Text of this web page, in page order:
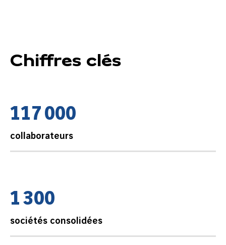
Chiffres clés
117000
collaborateurs
1300
sociétés consolidées